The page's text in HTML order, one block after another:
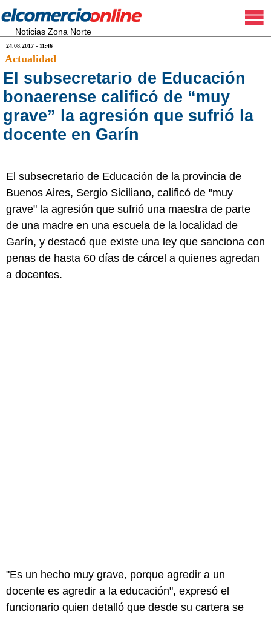
Noticias Zona Norte
24.08.2017 - 11:46
Actualidad
El subsecretario de Educación
bonaerense calificó de “muy
grave” la agresión que sufrió la
docente en Garín
El subsecretario de Educación de la provincia de
Buenos Aires, Sergio Siciliano, calificó de "muy
grave" la agresión que sufrió una maestra de parte
de una madre en una escuela de la localidad de
Garín, y destacó que existe una ley que sanciona con
penas de hasta 60 días de cárcel a quienes agredan
a docentes.
"Es un hecho muy grave, porque agredir a un
docente es agredir a la educación", expresó el
funcionario quien detalló que desde su cartera se